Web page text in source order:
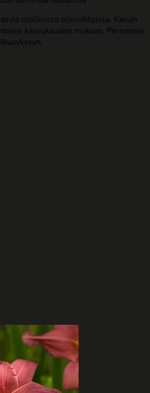
otollisissa olosuihteissa. Kasvin
kasvukauden mukaan. Perennoja